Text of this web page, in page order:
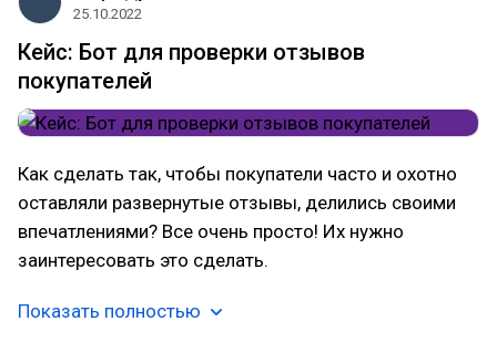
25.10.2022
Кейс: Бот для проверки отзывов
покупателей
Как сделать так, чтобы покупатели часто и охотно
оставляли развернутые отзывы, делились своими
впечатлениями? Все очень просто! Их нужно
заинтересовать это сделать.
Показать полностью